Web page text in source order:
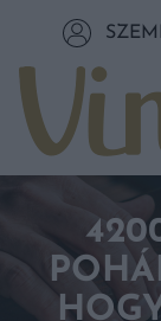
Tovább a